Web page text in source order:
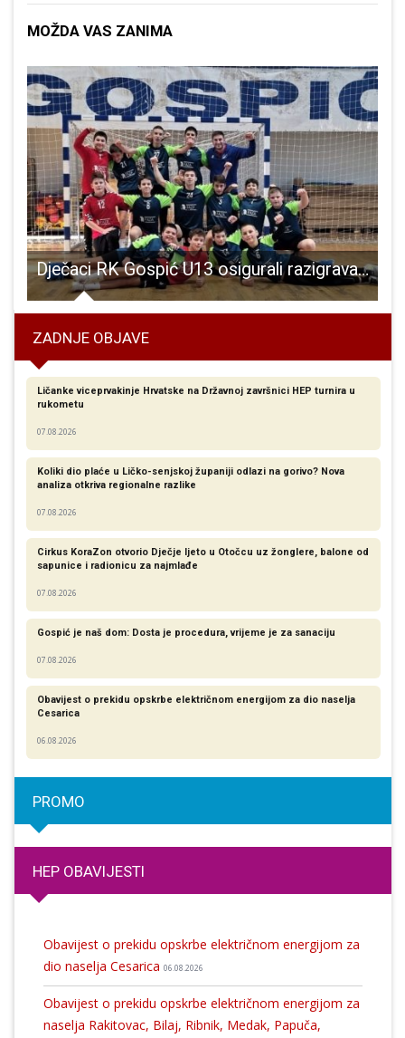
MOŽDA VAS ZANIMA
Dječaci RK Gospić U13 osigurali razigravanje za završnicu prvenstva Hrvatske
ZADNJE OBJAVE
Ličanke viceprvakinje Hrvatske na Državnoj završnici HEP turnira u
rukometu
07.08.2026
Koliki dio plaće u Ličko-senjskoj županiji odlazi na gorivo? Nova
analiza otkriva regionalne razlike​
07.08.2026
Cirkus KoraZon otvorio Dječje ljeto u Otočcu uz žonglere, balone od
sapunice i radionicu za najmlađe
07.08.2026
Gospić je naš dom: Dosta je procedura, vrijeme je za sanaciju
07.08.2026
Obavijest o prekidu opskrbe električnom energijom za dio naselja
Cesarica
06.08.2026
PROMO
HEP OBAVIJESTI
Obavijest o prekidu opskrbe električnom energijom za
dio naselja Cesarica 06.08.2026
Obavijest o prekidu opskrbe električnom energijom za
naselja Rakitovac, Bilaj, Ribnik, Medak, Papuča,